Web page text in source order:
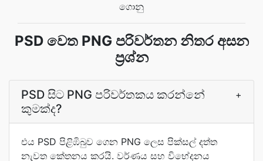
ගොනු
PSD වෙත PNG පරිවර්තන නිතර අසන
ප්‍රශ්න
PSD සිට PNG පරිවර්තකය කරන්නේ
කුමක්ද?
+
එය PSD පිළිඹිබුව ගෙන PNG ලෙස පික්සල් දත්ත
නැවත කේතනය කරයි. වර්ණය සහ විභේදනය